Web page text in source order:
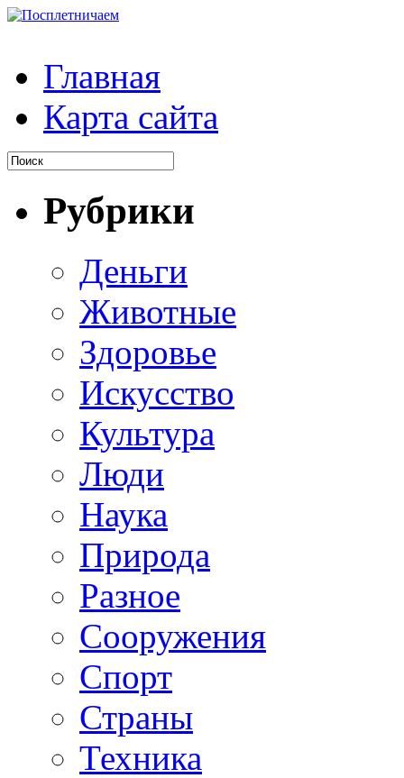
Главная
Карта сайта
Рубрики
Деньги
Животные
Здоровье
Искусство
Культура
Люди
Наука
Природа
Разное
Сооружения
Спорт
Страны
Техника